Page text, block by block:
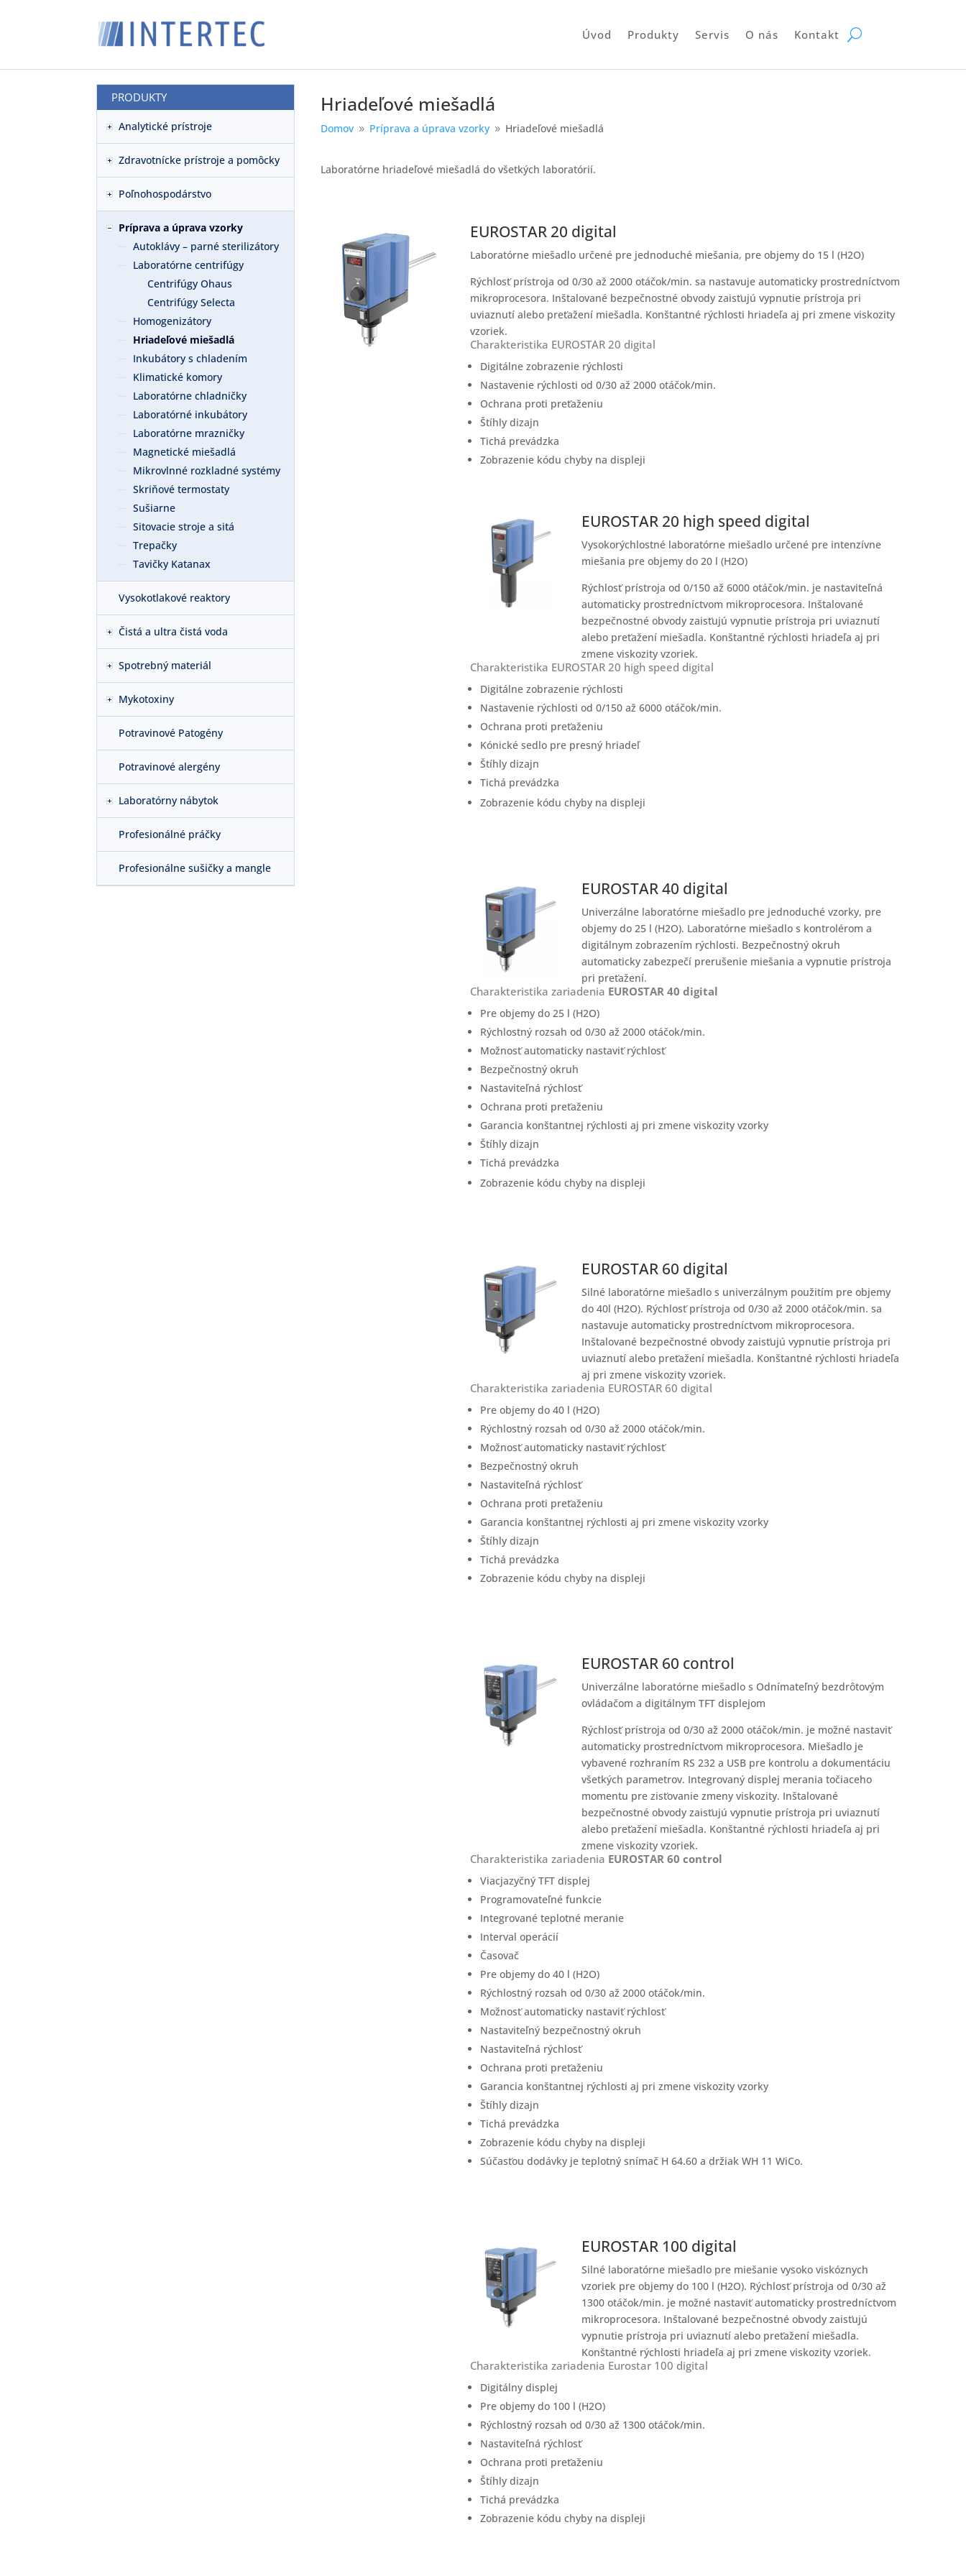
Úvod Produkty Servis O nás Kontakt
PRODUKTY
Analytické prístroje
Zdravotnícke prístroje a pomôcky
Poľnohospodárstvo
Príprava a úprava vzorky
Autoklávy – parné sterilizátory
Laboratórne centrifúgy
Centrifúgy Ohaus
Centrifúgy Selecta
Homogenizátory
Hriadeľové miešadlá
Inkubátory s chladením
Klimatické komory
Laboratórne chladničky
Laboratórné inkubátory
Laboratórne mrazničky
Magnetické miešadlá
Mikrovlnné rozkladné systémy
Skriňové termostaty
Sušiarne
Sitovacie stroje a sitá
Trepačky
Tavičky Katanax
Vysokotlakové reaktory
Čistá a ultra čistá voda
Spotrebný materiál
Mykotoxiny
Potravinové Patogény
Potravinové alergény
Laboratórny nábytok
Profesionálné práčky
Profesionálne sušičky a mangle
Hriadeľové miešadlá
Domov 9 Príprava a úprava vzorky 9 Hriadeľové miešadlá
Laboratórne hriadeľové miešadlá do všetkých laboratórií.
EUROSTAR 20 digital
Laboratórne miešadlo určené pre jednoduché miešania, pre objemy do 15 l (H2O)
Rýchlosť prístroja od 0/30 až 2000 otáčok/min. sa nastavuje automaticky prostredníctvom
mikroprocesora. Inštalované bezpečnostné obvody zaisťujú vypnutie prístroja pri
uviaznutí alebo preťažení miešadla. Konštantné rýchlosti hriadeľa aj pri zmene viskozity
vzoriek.
Charakteristika EUROSTAR 20 digital
Digitálne zobrazenie rýchlosti
Nastavenie rýchlosti od 0/30 až 2000 otáčok/min.
Ochrana proti preťaženiu
Štíhly dizajn
Tichá prevádzka
Zobrazenie kódu chyby na displeji
EUROSTAR 20 high speed digital
Vysokorýchlostné laboratórne miešadlo určené pre intenzívne
miešania pre objemy do 20 l (H2O)
Rýchlosť prístroja od 0/150 až 6000 otáčok/min. je nastaviteľná
automaticky prostredníctvom mikroprocesora. Inštalované
bezpečnostné obvody zaisťujú vypnutie prístroja pri uviaznutí
alebo preťažení miešadla. Konštantné rýchlosti hriadeľa aj pri
zmene viskozity vzoriek.
Charakteristika EUROSTAR 20 high speed digital
Digitálne zobrazenie rýchlosti
Nastavenie rýchlosti od 0/150 až 6000 otáčok/min.
Ochrana proti preťaženiu
Kónické sedlo pre presný hriadeľ
Štíhly dizajn
Tichá prevádzka
Zobrazenie kódu chyby na displeji
EUROSTAR 40 digital
Univerzálne laboratórne miešadlo pre jednoduché vzorky, pre
objemy do 25 l (H2O). Laboratórne miešadlo s kontrolérom a
digitálnym zobrazením rýchlosti. Bezpečnostný okruh
automaticky zabezpečí prerušenie miešania a vypnutie prístroja
pri preťažení.
Charakteristika zariadenia EUROSTAR 40 digital
Pre objemy do 25 l (H2O)
Rýchlostný rozsah od 0/30 až 2000 otáčok/min.
Možnosť automaticky nastaviť rýchlosť
Bezpečnostný okruh
Nastaviteľná rýchlosť
Ochrana proti preťaženiu
Garancia konštantnej rýchlosti aj pri zmene viskozity vzorky
Štíhly dizajn
Tichá prevádzka
Zobrazenie kódu chyby na displeji
EUROSTAR 60 digital
Silné laboratórne miešadlo s univerzálnym použitím pre objemy
do 40l (H2O). Rýchlosť prístroja od 0/30 až 2000 otáčok/min. sa
nastavuje automaticky prostredníctvom mikroprocesora.
Inštalované bezpečnostné obvody zaisťujú vypnutie prístroja pri
uviaznutí alebo preťažení miešadla. Konštantné rýchlosti hriadeľa
aj pri zmene viskozity vzoriek.
Charakteristika zariadenia EUROSTAR 60 digital
Pre objemy do 40 l (H2O)
Rýchlostný rozsah od 0/30 až 2000 otáčok/min.
Možnosť automaticky nastaviť rýchlosť
Bezpečnostný okruh
Nastaviteľná rýchlosť
Ochrana proti preťaženiu
Garancia konštantnej rýchlosti aj pri zmene viskozity vzorky
Štíhly dizajn
Tichá prevádzka
Zobrazenie kódu chyby na displeji
EUROSTAR 60 control
Univerzálne laboratórne miešadlo s Odnímateľný bezdrôtovým
ovládačom a digitálnym TFT displejom
Rýchlosť prístroja od 0/30 až 2000 otáčok/min. je možné nastaviť
automaticky prostredníctvom mikroprocesora. Miešadlo je
vybavené rozhraním RS 232 a USB pre kontrolu a dokumentáciu
všetkých parametrov. Integrovaný displej merania točiaceho
momentu pre zisťovanie zmeny viskozity. Inštalované
bezpečnostné obvody zaisťujú vypnutie prístroja pri uviaznutí
alebo preťažení miešadla. Konštantné rýchlosti hriadeľa aj pri
zmene viskozity vzoriek.
Charakteristika zariadenia EUROSTAR 60 control
Viacjazyčný TFT displej
Programovateľné funkcie
Integrované teplotné meranie
Interval operácií
Časovač
Pre objemy do 40 l (H2O)
Rýchlostný rozsah od 0/30 až 2000 otáčok/min.
Možnosť automaticky nastaviť rýchlosť
Nastaviteľný bezpečnostný okruh
Nastaviteľná rýchlosť
Ochrana proti preťaženiu
Garancia konštantnej rýchlosti aj pri zmene viskozity vzorky
Štíhly dizajn
Tichá prevádzka
Zobrazenie kódu chyby na displeji
Súčasťou dodávky je teplotný snímač H 64.60 a držiak WH 11 WiCo.
EUROSTAR 100 digital
Silné laboratórne miešadlo pre miešanie vysoko viskóznych
vzoriek pre objemy do 100 l (H2O). Rýchlosť prístroja od 0/30 až
1300 otáčok/min. je možné nastaviť automaticky prostredníctvom
mikroprocesora. Inštalované bezpečnostné obvody zaisťujú
vypnutie prístroja pri uviaznutí alebo preťažení miešadla.
Konštantné rýchlosti hriadeľa aj pri zmene viskozity vzoriek.
Charakteristika zariadenia Eurostar 100 digital
Digitálny displej
Pre objemy do 100 l (H2O)
Rýchlostný rozsah od 0/30 až 1300 otáčok/min.
Nastaviteľná rýchlosť
Ochrana proti preťaženiu
Štíhly dizajn
Tichá prevádzka
Zobrazenie kódu chyby na displeji